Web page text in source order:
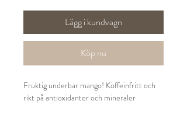
Lägg i kundvagn
Köp nu
Fruktig underbar mango! Koffeinfritt och
rikt på antioxidanter och mineraler